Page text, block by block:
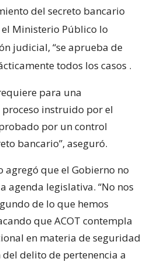
del secreto bancario
el Ministerio Público lo
judicial, “se aprueba de
todos los casos .
para una
instruido por el
por un control
bancario”, aseguró.
agregó que el Gobierno no
agenda legislativa. “No nos
de lo que hemos
que ACOT contempla
en materia de seguridad
delito de pertenencia a